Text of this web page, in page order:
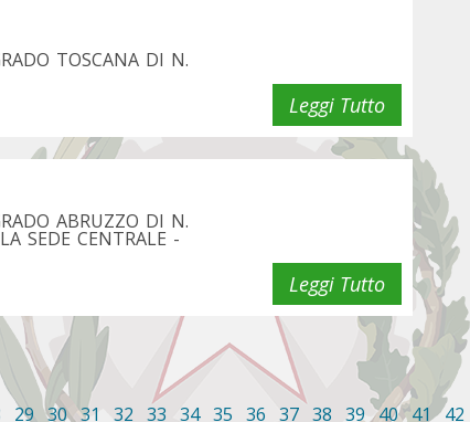
TOSCANA DI N.
Leggi Tutto
ABRUZZO DI N.
SEDE CENTRALE -
Leggi Tutto
29 30 31 32 33 34 35 36 37 38 39 40 41
42